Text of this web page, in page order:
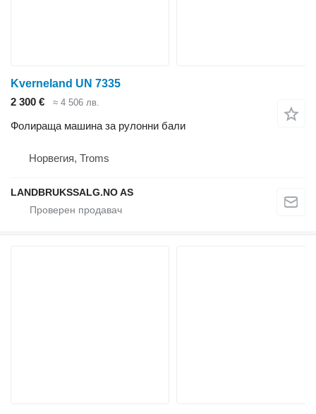
Kverneland UN 7335
2 300 €
≈ 4 506 лв.
Фолираща машина за рулонни бали
Норвегия, Troms
LANDBRUKSSALG.NO AS